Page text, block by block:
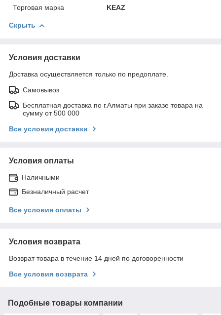
Торговая марка
KEAZ
Скрыть
Условия доставки
Доставка осуществляется только по предоплате.
Самовывоз
Бесплатная доставка по г.Алматы при заказе товара на
сумму от 500 000
Все условия доставки
Условия оплаты
Наличными
Безналичный расчет
Все условия оплаты
Условия возврата
Возврат товара в течение 14 дней по договоренности
Все условия возврата
Подобные товары компании